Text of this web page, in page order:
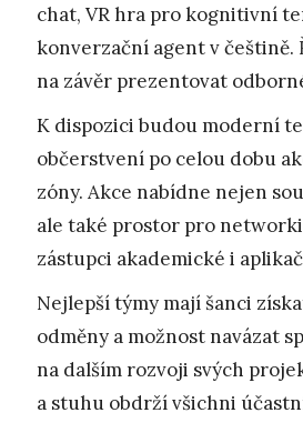
chat, VR hra pro kognitivní
konverzační agent v češtině.
na závěr prezentovat
K dispozici budou moderní
občerstvení po celou dobu
zóny. Akce nabídne nejen
ale také prostor pro
zástupci akademické i
Nejlepší týmy mají šanci
odměny a možnost navázat
na dalším rozvoji svých
a stuhu obdrží všichni